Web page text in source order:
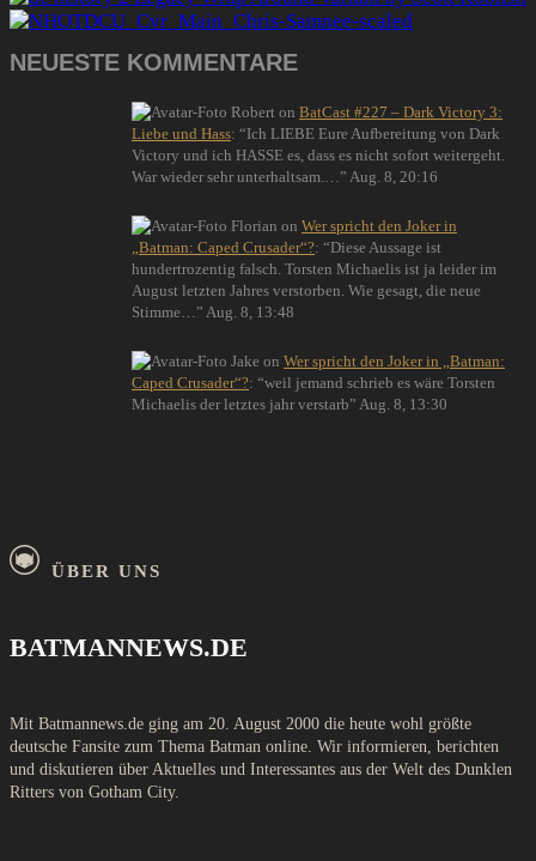
NEUESTE KOMMENTARE
Robert on BatCast #227 – Dark Victory 3:
Liebe und Hass: “Ich LIEBE Eure Aufbereitung von Dark
Victory und ich HASSE es, dass es nicht sofort weitergeht.
War wieder sehr unterhaltsam.… ” Aug. 8, 20:16
Florian on Wer spricht den Joker in
„Batman: Caped Crusader“?: “Diese Aussage ist
hundertrozentig falsch. Torsten Michaelis ist ja leider im
August letzten Jahres verstorben. Wie gesagt, die neue
Stimme… ” Aug. 8, 13:48
Jake on Wer spricht den Joker in „Batman:
Caped Crusader“?: “weil jemand schrieb es wäre Torsten
Michaelis der letztes jahr verstarb” Aug. 8, 13:30
ÜBER UNS
BATMANNEWS.DE
Mit Batmannews.de ging am 20. August 2000 die heute wohl größte
deutsche Fansite zum Thema Batman online. Wir informieren, berichten
und diskutieren über Aktuelles und Interessantes aus der Welt des Dunklen
Ritters von Gotham City.